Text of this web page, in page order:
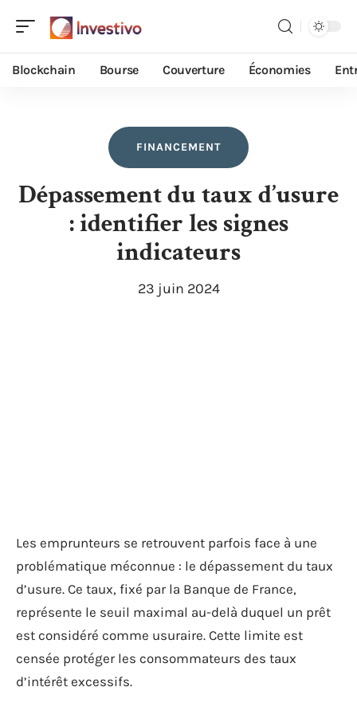
Blockchain Bourse Couverture Économies
FINANCEMENT
Dépassement du taux d’usure
: identifier les signes
indicateurs
23 juin 2024
Les emprunteurs se retrouvent parfois face à une
problématique méconnue : le dépassement du taux
d’usure. Ce taux, fixé par la Banque de France,
représente le seuil maximal au-delà duquel un prêt
est considéré comme usuraire. Cette limite est
censée protéger les consommateurs des taux
d’intérêt excessifs.